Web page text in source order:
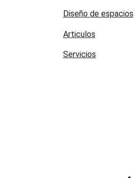
Diseño de espacios
Articulos
Servicios